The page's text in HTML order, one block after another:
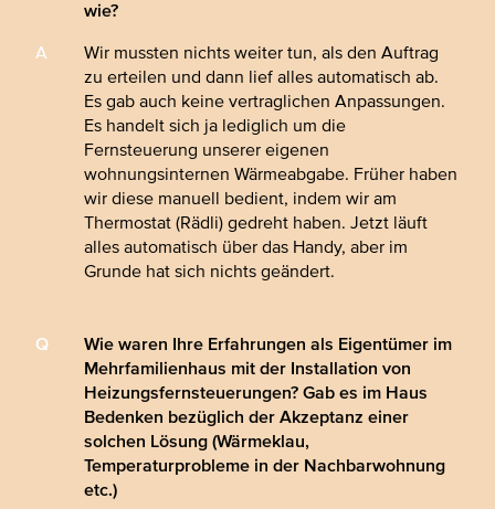
wie?
Wir mussten nichts weiter tun, als den Auftrag
zu erteilen und dann lief alles automatisch ab.
Es gab auch keine vertraglichen Anpassungen.
Es handelt sich ja lediglich um die
Fernsteuerung unserer eigenen
wohnungsinternen Wärmeabgabe. Früher haben
wir diese manuell bedient, indem wir am
Thermostat (Rädli) gedreht haben. Jetzt läuft
alles automatisch über das Handy, aber im
Grunde hat sich nichts geändert.
Wie waren Ihre Erfahrungen als Eigentümer im
Mehrfamilienhaus mit der Installation von
Heizungsfernsteuerungen? Gab es im Haus
Bedenken bezüglich der Akzeptanz einer
solchen Lösung (Wärmeklau,
Temperaturprobleme in der Nachbarwohnung
etc.)